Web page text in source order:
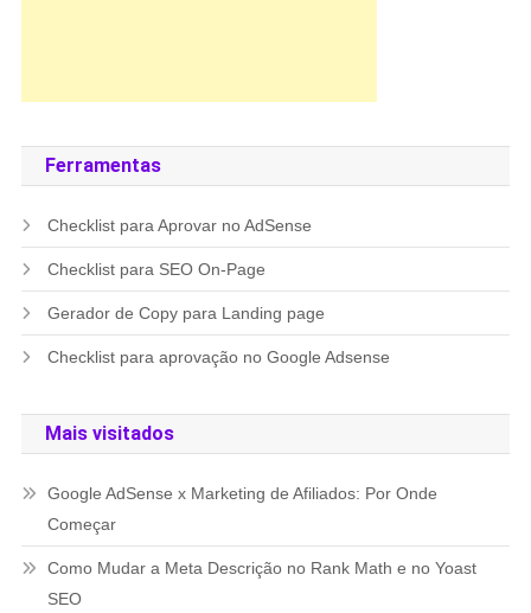
Ferramentas
Checklist para Aprovar no AdSense
Checklist para SEO On-Page
Gerador de Copy para Landing page
Checklist para aprovação no Google Adsense
Mais visitados
Google AdSense x Marketing de Afiliados: Por Onde
Começar
Como Mudar a Meta Descrição no Rank Math e no Yoast
SEO